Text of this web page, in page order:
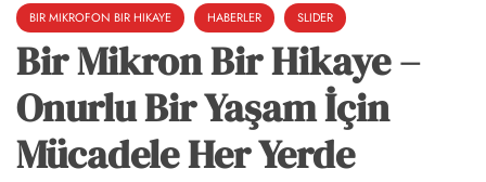
BIR MIKROFON BIR HIKAYE HABERLER SLIDER
Bir Mikron Bir Hikaye –
Onurlu Bir Yaşam İçin
Mücadele Her Yerde